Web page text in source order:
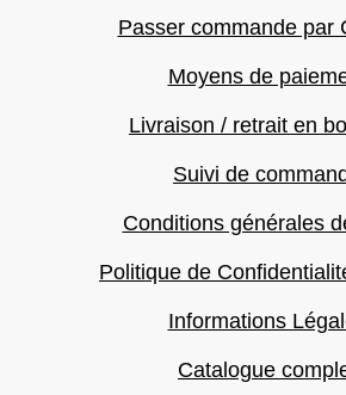
Passer commande par
Moyens de
Livraison / retrait en
Suivi de
Conditions générales
Politique de
Informations
Catalogue